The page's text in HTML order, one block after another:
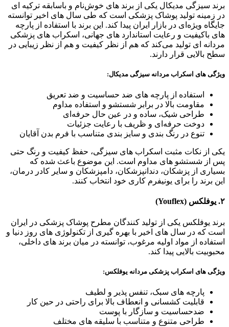
برند سیزگی مدیکال یکی از برند های خوش‌نام و باسابقه ترکیه ای
در زمینه تولید پوشاک پزشکی است که طی سال‌ های اخیر توانسته
جایگاه ویژه‌ای در بازار ایران پیدا کند. این برند با استفاده از پارچه‌
های باکیفیت و رعایت استاندارد های جهانی، اسکراب‌ های پزشکی
مردانه‌ ای تولید می‌کند که هم از نظر کیفیت و هم از نظر زیبایی در
سطح بالایی قرار دارند.
ویژگی‌ های اسکراب مردانه سیزگی مدیکال:
استفاده از پارچه‌ های ضد حساسیت و ضد تعریق
مقاومت بالا در برابر شستشو و استفاده مداوم
طراحی شیک، ساده و در عین‌ حال حرفه‌ای
دوخت حرفه‌ای و ظریف با رعایت جزئیات
تنوع در رنگ‌ بندی و سایز بندی متناسب با فرم بدن آقایان
یکی از نکات مثبت اسکراب‌ های سیزگی، حفظ کیفیت و رنگ حتی
پس از شستشو های مداوم است. این موضوع باعث شده که
بسیاری از پزشکان، دندانپزشکان، دامپزشکان و سایر کادر درمان،
این برند را برای یونیفرم کاری خود انتخاب کنند.
۲. یوفلکس (Youflex)
برند یوفلکس یکی از تولید کنندگان مطرح پوشاک پزشکی در ایران
است که در سال‌ های اخیر با بهره‌ گیری از تکنولوژی‌ های روز دنیا و
استفاده از مواد اولیه مرغوب، توانسته در میان برند های داخلی،
محبوبیت بالایی پیدا کند.
ویژگی‌ های اسکراب پزشکی مردانه یوفلکس:
پارچه‌ های سبک، تنفس‌ پذیر و لطیف
قابلیت کشسانی و انعطاف بالا برای راحتی در حین کار
ضدحساسیت و سازگار با پوست
طراحی متنوع و متناسب با سلیقه‌ های مختلف